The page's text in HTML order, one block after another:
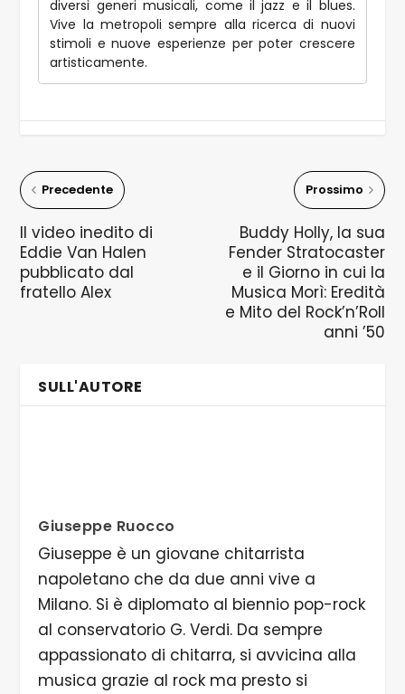
diversi generi musicali, come il jazz e il blues.
Vive la metropoli sempre alla ricerca di nuovi
stimoli e nuove esperienze per poter crescere
artisticamente.
Precedente
Il video inedito di
Eddie Van Halen
pubblicato dal
fratello Alex
Prossimo
Buddy Holly, la sua
Fender Stratocaster
e il Giorno in cui la
Musica Morì: Eredità
e Mito del Rock’n’Roll
anni ’50
SULL'AUTORE
Giuseppe Ruocco
Giuseppe è un giovane chitarrista
napoletano che da due anni vive a
Milano. Si è diplomato al biennio pop-rock
al conservatorio G. Verdi. Da sempre
appassionato di chitarra, si avvicina alla
musica grazie al rock ma presto si